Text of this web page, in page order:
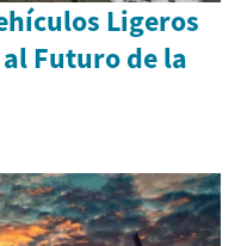
Ligeros
Futuro de la